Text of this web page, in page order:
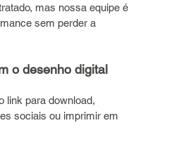
mas nossa equipe é
sem perder a
o desenho digital
link para download,
sociais ou imprimir em